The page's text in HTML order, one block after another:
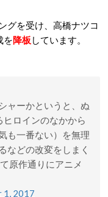
グを受け、高橋ナツコ
を降板 しています。
ャーかというと、ぬ
ロインのなかから
も一番ない）を無理
などの改変をしまく
原作通りにアニメ
1, 2017